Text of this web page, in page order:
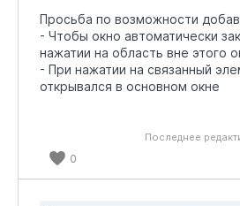
Просьба по возможности
- Чтобы окно автоматически
нажатии на область вне этого
- При нажатии на связанный
открывался в основном окне
Последнее
0